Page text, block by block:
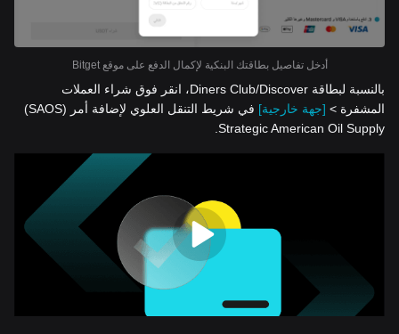
أدخل تفاصيل بطاقتك البنكية لإكمال الدفع على موقع Bitget
بالنسبة لبطاقة Diners Club/Discover، انقر فوق شراء العملات
المشفرة > [جهة خارجية]
في شريط التنقل العلوي لإضافة أمر (SAOS)
Strategic American Oil Supply.